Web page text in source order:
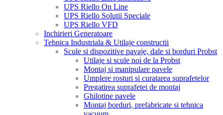
UPS Riello On Line
UPS Riello Solutii Speciale
UPS Riello VFD
Inchirieri Generatoare
Tehnica Industriala & Utilaje constructii
Scule si dispozitive pavaje, dale si borduri Probst
Utilaje si scule noi de la Probst
Montaj si manipulare pavele
Umplere rosturi si curatarea suprafetelor
Pregatirea suprafetei de montaj
Ghilotine pavele
Montaj borduri, prefabricate si tehnica